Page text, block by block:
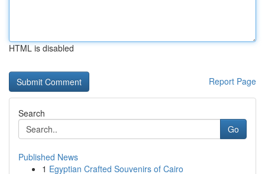
HTML is disabled
Report Page
Search
Go
Published News
1 Egyptian Crafted Souvenirs of Cairo